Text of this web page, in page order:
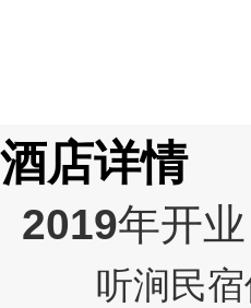
酒店详情
2019年开业
听涧民宿位